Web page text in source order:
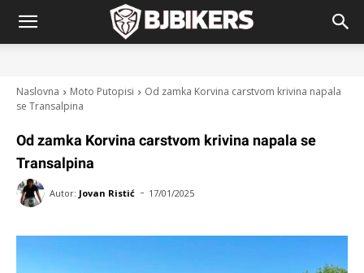
Naslovna Moto Putopisi
Od zamka Korvina carstvom krivina napala
se Transalpina
Od zamka Korvina carstvom krivina napala se
Transalpina
Autor: Jovan Ristić - 17/01/2025